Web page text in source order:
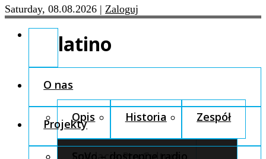
Saturday, 08.08.2026 | Zaloguj
O nas
Opis Historia Zespół
Fundacja Pro Cultura
Projekty
SoVo – dostępne radio
latino